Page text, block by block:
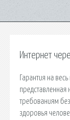
Интернет
Гарантия на
требованиям
здоровья